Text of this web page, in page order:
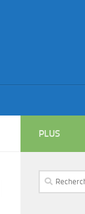
PLUS
Rechercher :